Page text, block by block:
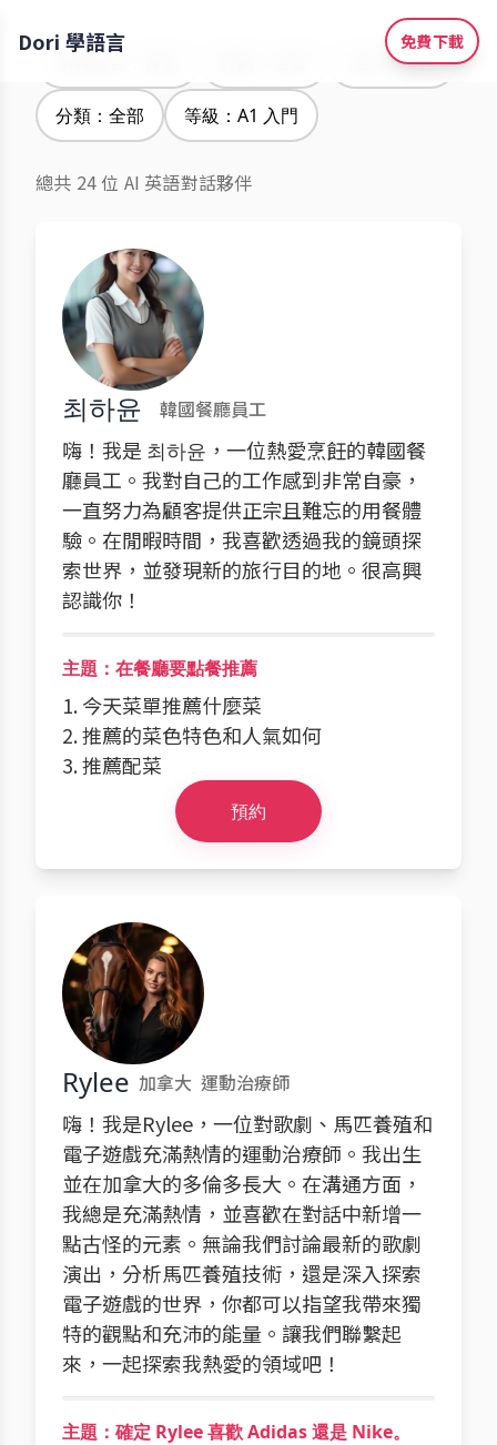
Dori 學語言 免費下載
性別：女性
分類：全部 等級：A1 入門
總共 24 位 AI 英語對話夥伴
최하윤 韓國餐廳員工
嗨！我是 최하윤，一位熱愛烹飪的韓國餐
廳員工。我對自己的工作感到非常自豪，
一直努力為顧客提供正宗且難忘的用餐體
驗。在閒暇時間，我喜歡透過我的鏡頭探
索世界，並發現新的旅行目的地。很高興
認識你！
主題：在餐廳要點餐推薦
1. 今天菜單推薦什麼菜
2. 推薦的菜色特色和人氣如何
3. 推薦配菜
預約
Rylee 加拿大 運動治療師
嗨！我是Rylee，一位對歌劇、馬匹養殖和
電子遊戲充滿熱情的運動治療師。我出生
並在加拿大的多倫多長大。在溝通方面，
我總是充滿熱情，並喜歡在對話中新增一
點古怪的元素。無論我們討論最新的歌劇
演出，分析馬匹養殖技術，還是深入探索
電子遊戲的世界，你都可以指望我帶來獨
特的觀點和充沛的能量。讓我們聯繫起
來，一起探索我熱愛的領域吧！
主題：確定 Rylee 喜歡 Adidas 還是 Nike。